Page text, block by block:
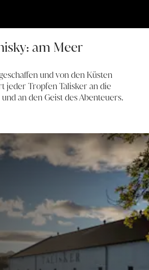
am Meer
und von den Küsten
jeder Tropfen Talisker an die
und an den Geist des Abenteuers.